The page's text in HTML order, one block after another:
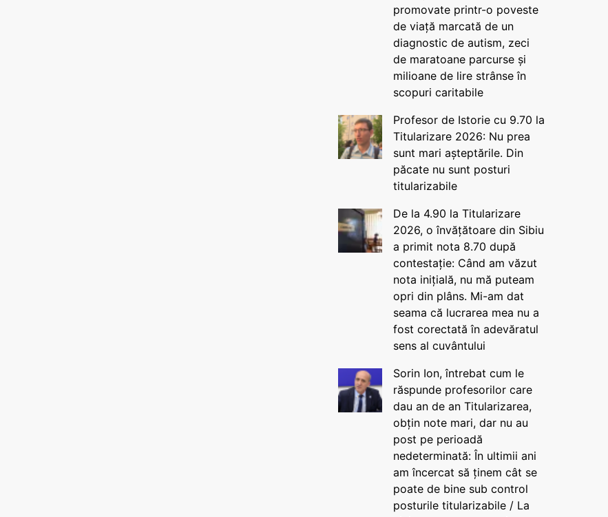
promovate printr-o poveste
de viață marcată de un
diagnostic de autism, zeci
de maratoane parcurse și
milioane de lire strânse în
scopuri caritabile
Profesor de Istorie cu 9.70 la
Titularizare 2026: Nu prea
sunt mari așteptările. Din
păcate nu sunt posturi
titularizabile
De la 4.90 la Titularizare
2026, o învățătoare din Sibiu
a primit nota 8.70 după
contestație: Când am văzut
nota inițială, nu mă puteam
opri din plâns. Mi-am dat
seama că lucrarea mea nu a
fost corectată în adevăratul
sens al cuvântului
Sorin Ion, întrebat cum le
răspunde profesorilor care
dau an de an Titularizarea,
obțin note mari, dar nu au
post pe perioadă
nedeterminată: În ultimii ani
am încercat să ținem cât se
poate de bine sub control
posturile titularizabile / La